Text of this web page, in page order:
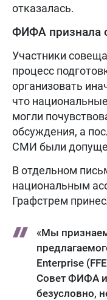
отказалась.
ФИФА признала
Участники
процесс
организовать
что
могли
обсуждения, а
СМИ были
В отдельном
национальным
Графстрем
«Мы
Enterprise
Совет ФИФА
безусловно,